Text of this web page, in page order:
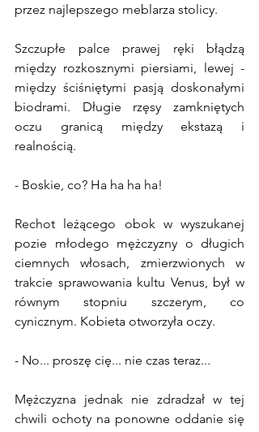
przez najlepszego meblarza stolicy.
Szczupłe palce prawej ręki błądzą
między rozkosznymi piersiami, lewej -
między ściśniętymi pasją doskonałymi
biodrami. Długie rzęsy zamkniętych
oczu granicą między ekstazą i
realnością.
- Boskie, co? Ha ha ha ha!
Rechot leżącego obok w wyszukanej
pozie młodego mężczyzny o długich
ciemnych włosach, zmierzwionych w
trakcie sprawowania kultu Venus, był w
równym stopniu szczerym, co
cynicznym. Kobieta otworzyła oczy.
- No... proszę cię... nie czas teraz...
Mężczyzna jednak nie zdradzał w tej
chwili ochoty na ponowne oddanie się